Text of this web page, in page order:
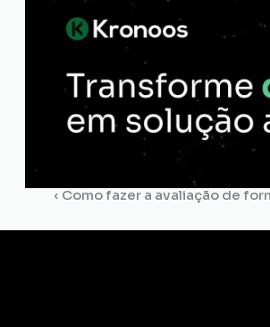
‹ Como fazer a avaliação de